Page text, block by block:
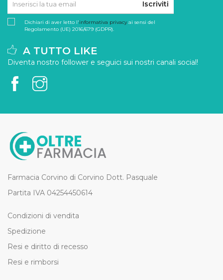
Iscriviti
Dichiari di aver letto l'informativa privacyai sensi del
Regolamento (UE) 2016/679 (GDPR).
A TUTTO LIKE
Diventa nostro follower e seguici sui nostri canali social!
Farmacia Corvino di Corvino Dott. Pasquale
Partita IVA 04254450614
Condizioni di vendita
Spedizione
Resi e diritto di recesso
Resi e rimborsi